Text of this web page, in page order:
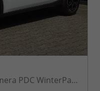
1.2 Turbo 100 MAX Navi Kamera PDC WinterPaket